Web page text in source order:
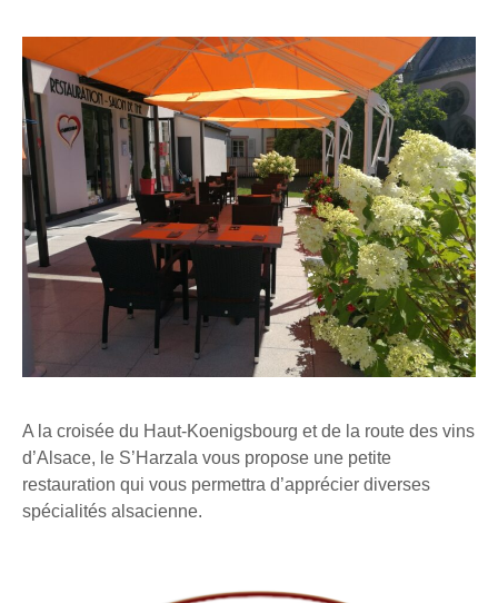
A la croisée du Haut-Koenigsbourg et de la route des vins
d’Alsace, le S’Harzala vous propose une petite
restauration qui vous permettra d’apprécier diverses
spécialités alsacienne.